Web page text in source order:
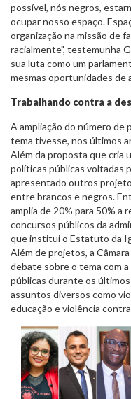
possível, nós negros,
ocupar nosso espaço.
organização na missão de
racialmente", testemunha
sua luta como um
mesmas oportunidades de
Trabalhando contra a
A ampliação do número de
tema tivesse, nos últimos
Além da proposta que cria
políticas públicas voltadas
apresentado outros
entre brancos e negros.
amplia de 20% para 50% a
concursos públicos da
que institui o Estatuto da
Além de projetos, a
debate sobre o tema com
públicas durante os
assuntos diversos como
educação e violência